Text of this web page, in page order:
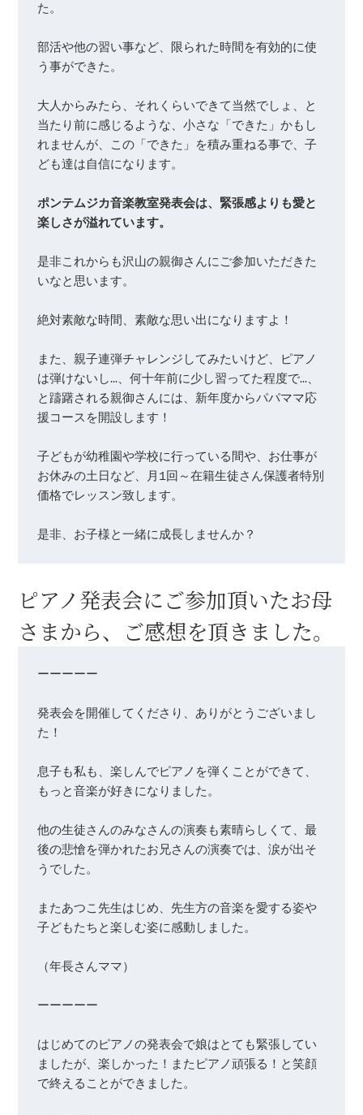
た。
部活や他の習い事など、限られた時間を有効的に使
う事ができた。
大人からみたら、それくらいできて当然でしょ、と
当たり前に感じるような、小さな「できた」かもし
れませんが、この「できた」を積み重ねる事で、子
ども達は自信になります。
ポンテムジカ音楽教室発表会は、緊張感よりも愛と
楽しさが溢れています。
是非これからも沢山の親御さんにご参加いただきた
いなと思います。
絶対素敵な時間、素敵な思い出になりますよ！
また、親子連弾チャレンジしてみたいけど、ピアノ
は弾けないし…、何十年前に少し習ってた程度で…、
と躊躇される親御さんには、新年度からパパママ応
援コースを開設します！
子どもが幼稚園や学校に行っている間や、お仕事が
お休みの土日など、月1回～在籍生徒さん保護者特別
価格でレッスン致します。
是非、お子様と一緒に成長しませんか？
ピアノ発表会にご参加頂いたお母
さまから、ご感想を頂きました。
ーーーーー
発表会を開催してくださり、ありがとうございまし
た！
息子も私も、楽しんでピアノを弾くことができて、
もっと音楽が好きになりました。
他の生徒さんのみなさんの演奏も素晴らしくて、最
後の悲愴を弾かれたお兄さんの演奏では、涙が出そ
うでした。
またあつこ先生はじめ、先生方の音楽を愛する姿や
子どもたちと楽しむ姿に感動しました。
（年長さんママ）
ーーーーー
はじめてのピアノの発表会で娘はとても緊張してい
ましたが、楽しかった！またピアノ頑張る！と笑顔
で終えることができました。